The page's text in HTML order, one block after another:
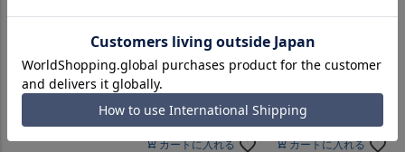
80%OFF ¥3,256税込
JQブラウス
¥16,280
80%OFF ¥3,256税込
在庫切れ
カートに入れる
ードパンツ
80%OFF
在庫切れ
カートに入れる